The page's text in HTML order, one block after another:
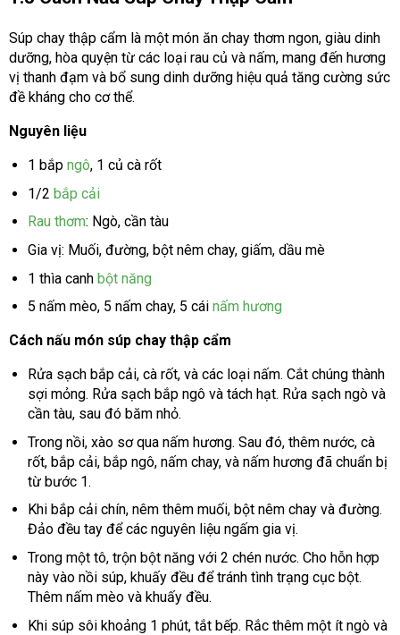
Súp chay thập cẩm là một món ăn chay thơm ngon, giàu dinh
dưỡng, hòa quyện từ các loại rau củ và nấm, mang đến hương
vị thanh đạm và bổ sung dinh dưỡng hiệu quả tăng cường sức
đề kháng cho cơ thể.
Nguyên liệu
1 bắp ngô, 1 củ cà rốt
1/2 bắp cải
Rau thơm: Ngò, cần tàu
Gia vị: Muối, đường, bột nêm chay, giấm, dầu mè
1 thìa canh bột năng
5 nấm mèo, 5 nấm chay, 5 cái nấm hương
Cách nấu món súp chay thập cẩm
Rửa sạch bắp cải, cà rốt, và các loại nấm. Cắt chúng thành
sợi mỏng. Rửa sạch bắp ngô và tách hạt. Rửa sạch ngò và
cần tàu, sau đó băm nhỏ.
Trong nồi, xào sơ qua nấm hương. Sau đó, thêm nước, cà
rốt, bắp cải, bắp ngô, nấm chay, và nấm hương đã chuẩn bị
từ bước 1.
Khi bắp cải chín, nêm thêm muối, bột nêm chay và đường.
Đảo đều tay để các nguyên liệu ngấm gia vị.
Trong một tô, trộn bột năng với 2 chén nước. Cho hỗn hợp
này vào nồi súp, khuấy đều để tránh tình trạng cục bột.
Thêm nấm mèo và khuấy đều.
Khi súp sôi khoảng 1 phút, tắt bếp. Rắc thêm một ít ngò và